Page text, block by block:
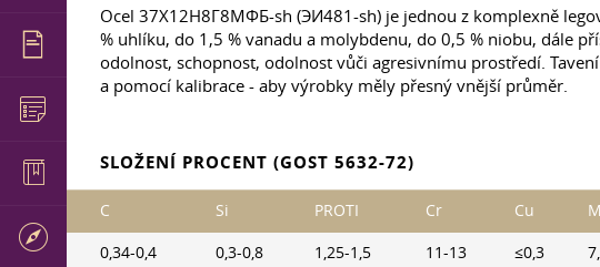
Ocel 37Х12Н8Г8МФБ-sh (ЭИ481-sh) je jednou z komplexně
% uhlíku, do 1,5 % vanadu a molybdenu, do 0,5 % niobu, dále
odolnost, schopnost, odolnost vůči agresivnímu prostředí.
a pomocí kalibrace - aby výrobky měly přesný vnější průměr.
SLOŽENÍ PROCENT (GOST 5632-72)
C Si PROTI Cr Cu
0,34-0,4 0,3-0,8 1,25-1,5 11-13 ≤0,3